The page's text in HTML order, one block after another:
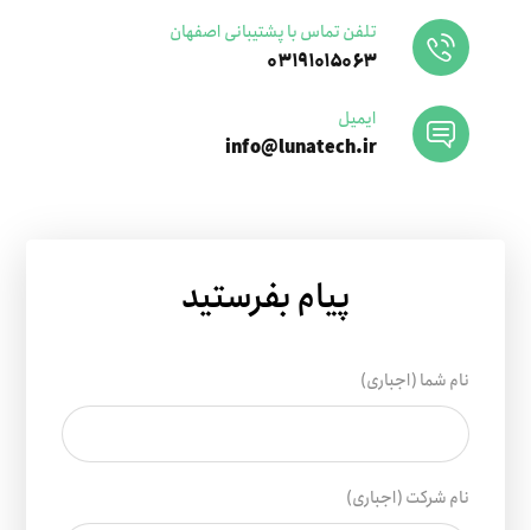
تلفن تماس با پشتیبانی اصفهان
۰۳۱۹۱۰۱۵۰۶۳
ایمیل
info@lunatech.ir
پیام بفرستید
نام شما (اجباری)
نام شرکت (اجباری)